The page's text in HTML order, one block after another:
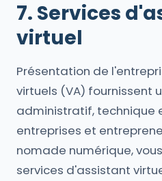
7. Services
virtuel
Présentation de
virtuels (VA) fournissent
administratif, technique
entreprises et
nomade numérique,
services d'assistant